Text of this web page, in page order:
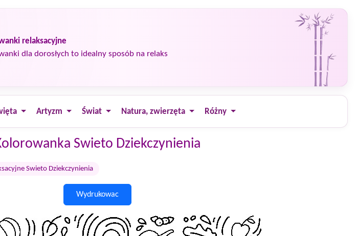
relaksacyjne
dla dorosłych to idealny sposób na relaks
Artyzm Świat Natura, zwierzęta Różny
Swieto Dziekczynienia
Swieto Dziekczynienia
Wydrukowac